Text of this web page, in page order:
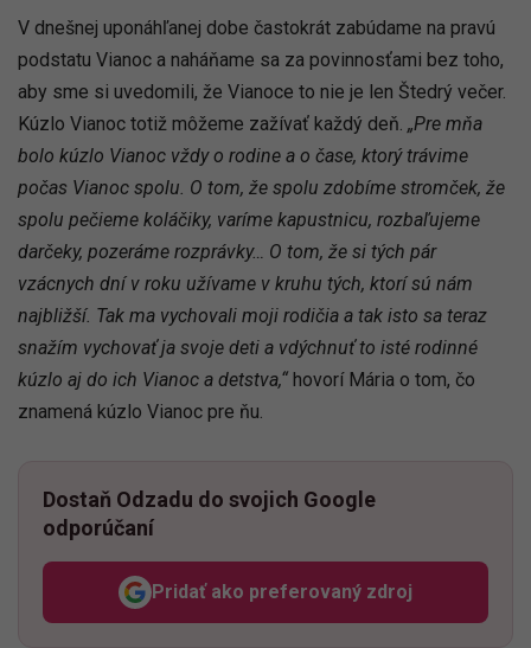
V dnešnej uponáhľanej dobe častokrát zabúdame na pravú
podstatu Vianoc a naháňame sa za povinnosťami bez toho,
aby sme si uvedomili, že Vianoce to nie je len Štedrý večer.
Kúzlo Vianoc totiž môžeme zažívať každý deň. „Pre mňa
bolo kúzlo Vianoc vždy o rodine a o čase, ktorý trávime
počas Vianoc spolu. O tom, že spolu zdobíme stromček, že
spolu pečieme koláčiky, varíme kapustnicu, rozbaľujeme
darčeky, pozeráme rozprávky… O tom, že si tých pár
vzácnych dní v roku užívame v kruhu tých, ktorí sú nám
najbližší. Tak ma vychovali moji rodičia a tak isto sa teraz
snažím vychovať ja svoje deti a vdýchnuť to isté rodinné
kúzlo aj do ich Vianoc a detstva,“ hovorí Mária o tom, čo
znamená kúzlo Vianoc pre ňu.
Dostaň Odzadu do svojich Google
odporúčaní
Pridať ako preferovaný zdroj
Odzadu, odkaz sa otvorí v